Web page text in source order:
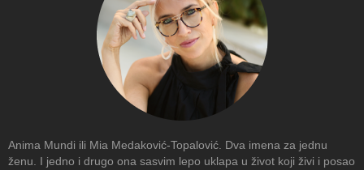
Anima Mundi ili Mia Medaković-Topalović. Dva imena za jednu
ženu. I jedno i drugo ona sasvim lepo uklapa u život koji živi i posao